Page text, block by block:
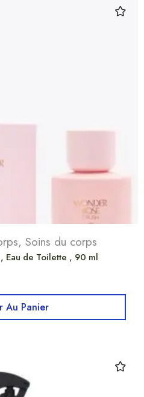
, Soins du corps
Eau de Toilette , 90 ml
Au Panier